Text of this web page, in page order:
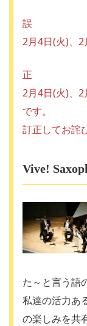
誤
2月4日(火)、
正
2月4日(火)、
です。
訂正してお詫
Vive!
た～と言う語
私達の活力あ
の楽しみを共